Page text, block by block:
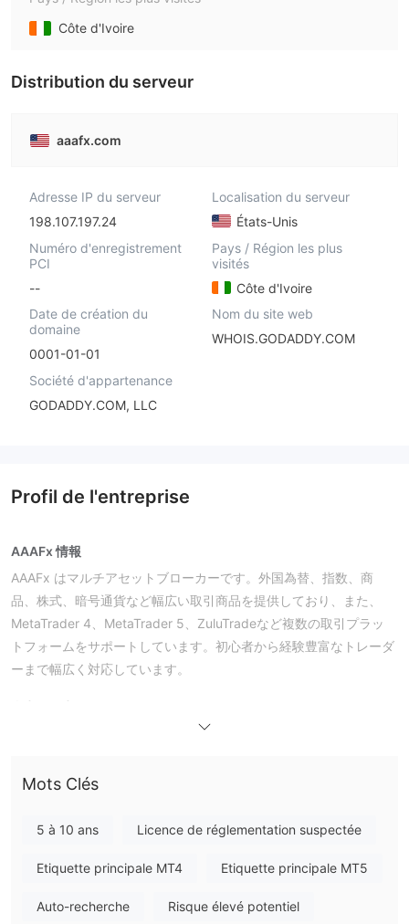
Côte d'Ivoire
Distribution du serveur
aaafx.com
Adresse IP du serveur
198.107.197.24
Localisation du serveur
États-Unis
Numéro d'enregistrement
PCI
--
Pays / Région les plus
visités
Côte d'Ivoire
Date de création du
domaine
0001-01-01
Nom du site web
WHOIS.GODADDY.COM
Société d'appartenance
GODADDY.COM, LLC
Profil de l'entreprise
AAAFx 情報
AAAFx はマルチアセットブローカーです。外国為替、指数、商
品、株式、暗号通貨など幅広い取引商品を提供しており、また、
MetaTrader 4、MetaTrader 5、ZuluTradeなど複数の取引プラッ
トフォームをサポートしています。初心者から経験豊富なトレーダ
ーまで幅広く対応しています。
AAAFx est réglementé par la FSCA (Financial Sector Conduct
qui peut indiquer des risques potentiels et ne signifie pas
Que Puis-je Trader sur AAAFx ?
Mots Clés
5 à 10 ans Licence de réglementation suspectée
Etiquette principale MT4 Etiquette principale MT5
Auto-recherche Risque élevé potentiel